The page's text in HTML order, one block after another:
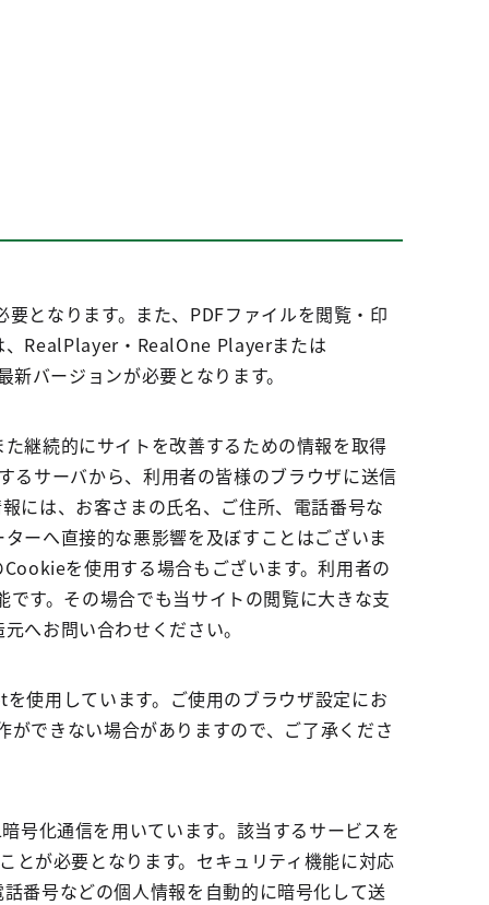
となります。また、PDFファイルを閲覧・印
RealPlayer・RealOne Playerまたは
バージョンが必要となります。
継続的にサイトを改善するための情報を取得
サーバから、利用者の皆様のブラウザに送信
には、お客さまの氏名、ご住所、電話番号な
ーへ直接的な悪影響を及ぼすことはございま
を使用する場合もございます。利用者の
す。その場合でも当サイトの閲覧に大きな支
へお問い合わせください。
使用しています。ご使用のブラウザ設定にお
できない場合がありますので、ご了承くださ
号化通信を用いています。該当するサービスを
とが必要となります。セキュリティ機能に対応
番号などの個人情報を自動的に暗号化して送